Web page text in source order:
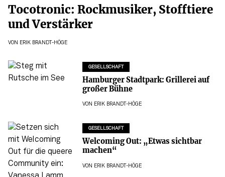
Tocotronic: Rockmusiker, Stofftiere
und Verstärker
VON ERIK BRANDT-HÖGE
GESELLSCHAFT
Hamburger Stadtpark: Grillerei auf
großer Bühne
VON ERIK BRANDT-HÖGE
GESELLSCHAFT
Welcoming Out: „Etwas sichtbar
machen“
VON ERIK BRANDT-HÖGE